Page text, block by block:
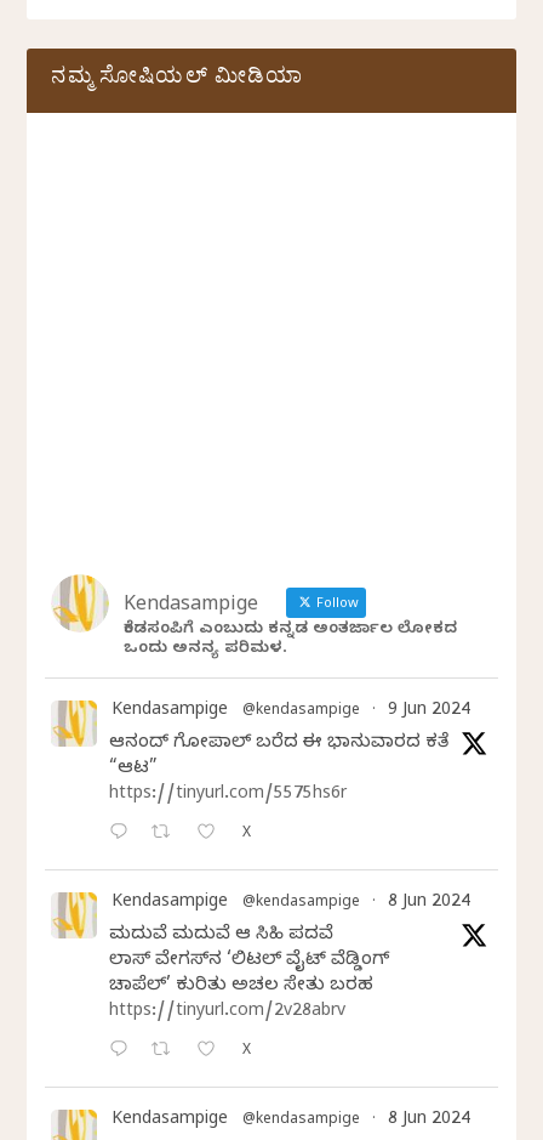
ನಮ್ಮ ಸೋಷಿಯಲ್‌ ಮೀಡಿಯಾ
Kendasampige Follow
ಕೆಂಡಸಂಪಿಗೆ ಎಂಬುದು ಕನ್ನಡ ಅಂತರ್ಜಾಲ ಲೋಕದ
ಒಂದು ಅನನ್ಯ ಪರಿಮಳ.
Kendasampige @kendasampige · 9 Jun 2024
ಆನಂದ್‌ ಗೋಪಾಲ್‌ ಬರೆದ ಈ ಭಾನುವಾರದ ಕತೆ
“ಆಟ”
https://tinyurl.com/5575hs6r
X
Kendasampige @kendasampige · 8 Jun 2024
ಮದುವೆ ಮದುವೆ ಆ ಸಿಹಿ ಪದವೆ
ಲಾಸ್‌ ವೇಗಸ್‌ನ ‘ಲಿಟಲ್ ವೈಟ್ ವೆಡ್ಡಿಂಗ್
ಚಾಪೆಲ್’ ಕುರಿತು ಅಚಲ ಸೇತು ಬರಹ
https://tinyurl.com/2v28abrv
X
Kendasampige @kendasampige · 8 Jun 2024